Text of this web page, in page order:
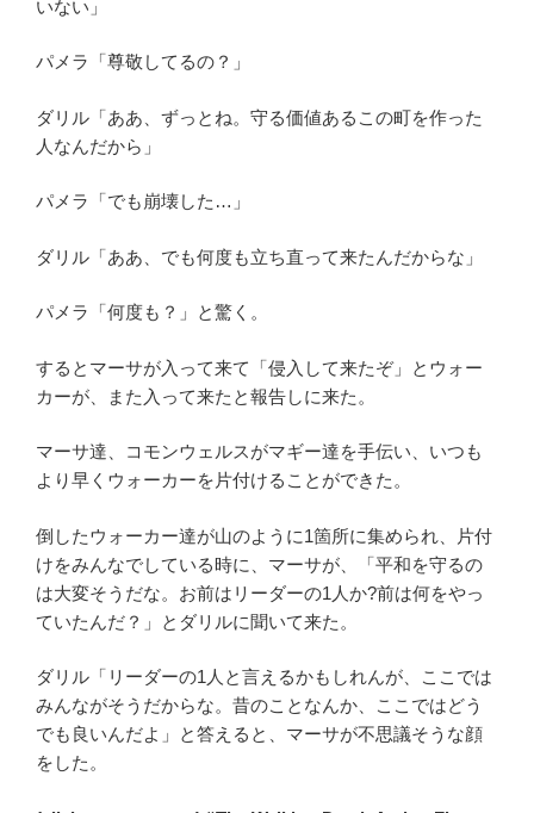
いない」
パメラ「尊敬してるの？」
ダリル「ああ、ずっとね。守る価値あるこの町を作った
人なんだから」
パメラ「でも崩壊した…」
ダリル「ああ、でも何度も立ち直って来たんだからな」
パメラ「何度も？」と驚く。
するとマーサが入って来て「侵入して来たぞ」とウォー
カーが、また入って来たと報告しに来た。
マーサ達、コモンウェルスがマギー達を手伝い、いつも
より早くウォーカーを片付けることができた。
倒したウォーカー達が山のように1箇所に集められ、片付
けをみんなでしている時に、マーサが、「平和を守るの
は大変そうだな。お前はリーダーの1人か?前は何をやっ
ていたんだ？」とダリルに聞いて来た。
ダリル「リーダーの1人と言えるかもしれんが、ここでは
みんながそうだからな。昔のことなんか、ここではどう
でも良いんだよ」と答えると、マーサが不思議そうな顔
をした。